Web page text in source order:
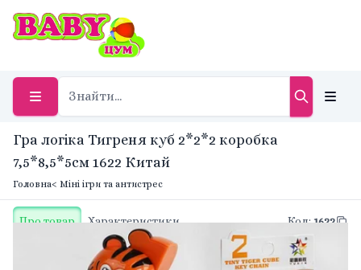
Гра логіка Тигреня куб 2*2*2 коробка
7,5*8,5*5см 1622 Китай
Головна< Міні ігри та антистрес
Про товар Характеристики Код:1622